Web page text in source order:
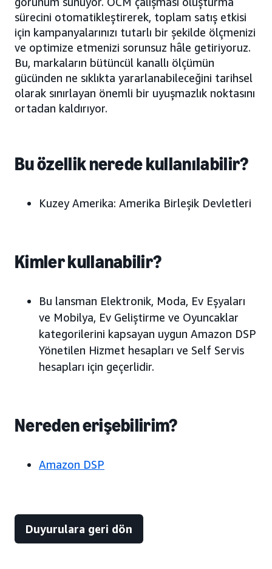
sürecini otomatikleştirerek, toplam satış etkisi
için kampanyalarınızı tutarlı bir şekilde ölçmenizi
ve optimize etmenizi sorunsuz hâle getiriyoruz.
Bu, markaların bütüncül kanallı ölçümün
gücünden ne sıklıkta yararlanabileceğini tarihsel
olarak sınırlayan önemli bir uyuşmazlık noktasını
ortadan kaldırıyor.
Bu özellik nerede kullanılabilir?
Kuzey Amerika: Amerika Birleşik Devletleri
Kimler kullanabilir?
Bu lansman Elektronik, Moda, Ev Eşyaları
ve Mobilya, Ev Geliştirme ve Oyuncaklar
kategorilerini kapsayan uygun Amazon DSP
Yönetilen Hizmet hesapları ve Self Servis
hesapları için geçerlidir.
Nereden erişebilirim?
Amazon DSP
Duyurulara geri dön